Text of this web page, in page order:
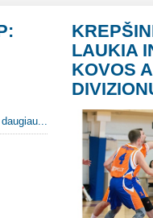
LAUKIA
KOVOS